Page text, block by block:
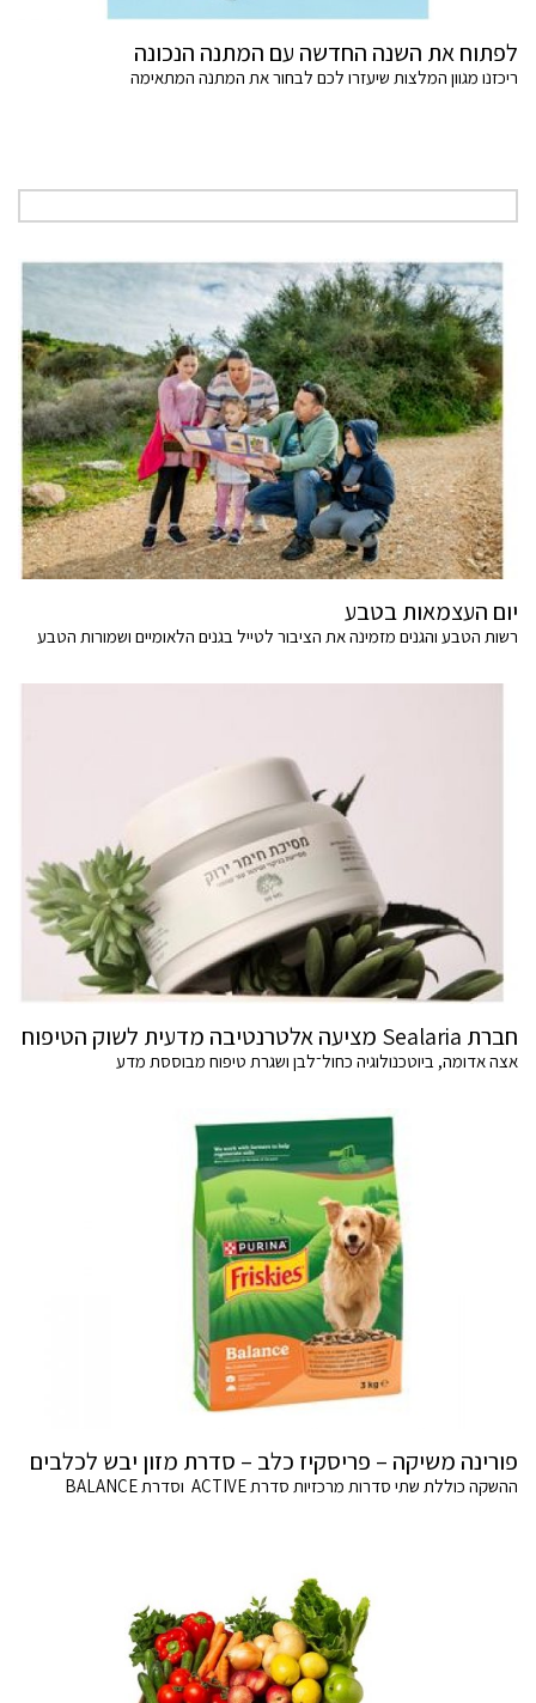
לפתוח את השנה החדשה עם המתנה הנכונה
ריכזנו מגוון המלצות שיעזרו לכם לבחור את המתנה המתאימה
יום העצמאות בטבע
רשות הטבע והגנים מזמינה את הציבור לטייל בגנים הלאומיים ושמורות הטבע
חברת Sealaria מציעה אלטרנטיבה מדעית לשוק הטיפוח
אצה אדומה, ביוטכנולוגיה כחול־לבן ושגרת טיפוח מבוססת מדע
פורינה משיקה – פריסקיז כלב – סדרת מזון יבש לכלבים
ההשקה כוללת שתי סדרות מרכזיות סדרת ACTIVE וסדרת BALANCE